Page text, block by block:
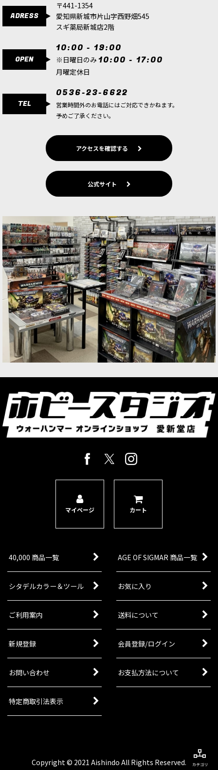
ADRESS
〒441-1354
愛知県新城市片山字西野畑545
スギ薬局新城店2階
OPEN
10:00 - 19:00
※日曜日のみ 10:00 - 17:00
月曜定休日
TEL
0536-23-6622
営業時間外のお電話にはご対応できかねます。
予めご了承ください。
アクセスを確認する
公式サイト
マイページ カート
40,000 商品一覧 AGE OF SIGMAR 商品一覧
シタデルカラー＆ツール お気に入り
ご利用案内 送料について
新規登録 会員登録/ログイン
お問い合わせ お支払方法について
特定商取引法表示
Copyright © 2021 Aishindo All Rights Reserved.